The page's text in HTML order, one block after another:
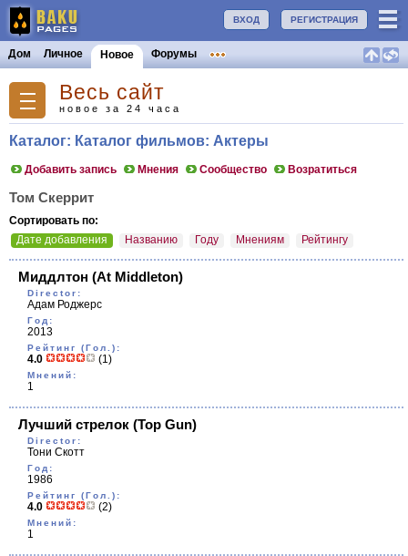
РЕГИСТРАЦИЯ
ВХОД
Дом Личное Новое Форумы
Весь сайт
новое за 24 часа
Каталог: Каталог фильмов: Актеры
Добавить запись Мнения Сообщество Возратиться
Том Скеррит
Сортировать по:
Дате добавления
Названию Году Мнениям Рейтингу
Миддлтон (At Middleton)
Director:
Адам Роджерс
Год:
2013
Рейтинг (Гол.):
4.0 (1)
Мнений:
1
Лучший стрелок (Top Gun)
Director:
Тони Скотт
Год:
1986
Рейтинг (Гол.):
4.0 (2)
Мнений:
1